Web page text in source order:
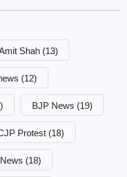
Shah (13)
(12)
BJP News (19)
Protest (18)
(18)